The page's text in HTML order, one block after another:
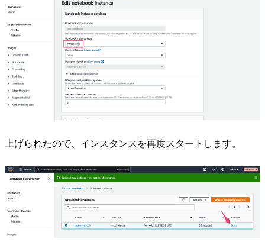
上げられたので、インスタンスを再度スタートします。